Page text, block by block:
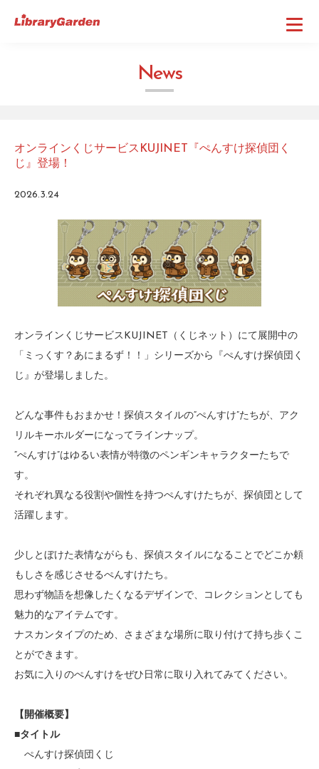
News
オンラインくじサービスKUJINET『ぺんすけ探偵団く
じ』登場！
2026.3.24
オンラインくじサービスKUJINET（くじネット）にて展開中の
「ミっくす？あにまるず！！」シリーズから『ぺんすけ探偵団く
じ』が登場しました。
どんな事件もおまかせ！探偵スタイルの“ぺんすけ”たちが、アク
リルキーホルダーになってラインナップ。
“ぺんすけ”はゆるい表情が特徴のペンギンキャラクターたちで
す。
それぞれ異なる役割や個性を持つぺんすけたちが、探偵団として
活躍します。
少しとぼけた表情ながらも、探偵スタイルになることでどこか頼
もしさを感じさせるぺんすけたち。
思わず物語を想像したくなるデザインで、コレクションとしても
魅力的なアイテムです。
ナスカンタイプのため、さまざまな場所に取り付けて持ち歩くこ
とができます。
お気に入りのぺんすけをぜひ日常に取り入れてみてください。
【開催概要】
■タイトル
ぺんすけ探偵団くじ